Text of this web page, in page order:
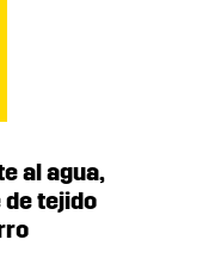
al agua,
tejido